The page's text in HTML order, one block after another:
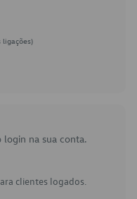
ligações)
na sua conta.
clientes logados.